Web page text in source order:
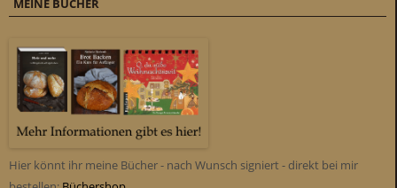
MEINE BÜCHER
Hier könnt ihr meine Bücher - nach Wunsch signiert - direkt bei mir